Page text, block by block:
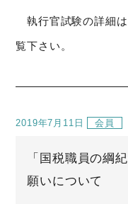
執行官試験の詳細
覧下さい。
2019年7月11日 会員
「国税職員の綱
願いについて